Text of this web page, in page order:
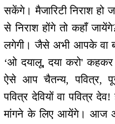
सकेंगे। मैजारिटी निराश हो
से निराश होंगे तो कहाँ
लगेगी। जैसे अभी आपके वा
‘ओ दयालू, दया करो'
ऐसे आप चैतन्य, पवित्र,
पवित्र देवियों वा पवित्र
मांगने के लिए आयेंगे। आज